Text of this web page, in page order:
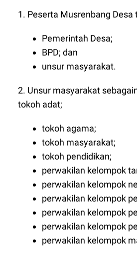
1. Peserta Musrenbang Desa
Pemerintah Desa;
BPD; dan
unsur masyarakat.
2. Unsur masyarakat
tokoh adat;
tokoh agama;
tokoh masyarakat;
tokoh pendidikan;
perwakilan kelompok
perwakilan kelompok
perwakilan kelompok
perwakilan kelompok
perwakilan kelompok
perwakilan kelompok